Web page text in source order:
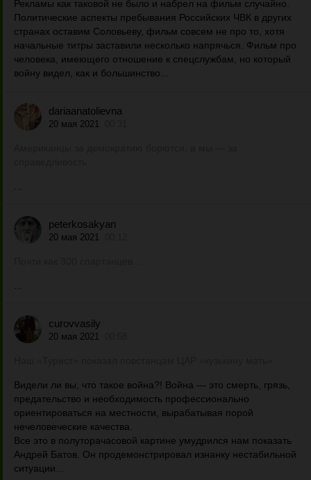
Рекламы как таковой не было и набрел на фильм случайно.
Политические аспекты пребывания Российских ЧВК в других
странах оставим Соловьеву, фильм совсем не про то, хотя
начальные титры заставили несколько напрячься. Фильм про
человека, имеющего отношение к спецслужбам, но который
войну видел, как и большинство...
dariaanatolievna
20 мая 2021
peterkosakyan
20 мая 2021
curovvasily
20 мая 2021
Видели ли вы, что такое война?! Война — это смерть, грязь,
предательство и необходимость профессионально
ориентироваться на местности, вырабатывая порой
нечеловеческие качества.
Все это в полуторачасовой картине умудрился нам показать
Андрей Батов. Он продемонстрировал изнанку нестабильной
ситуации...